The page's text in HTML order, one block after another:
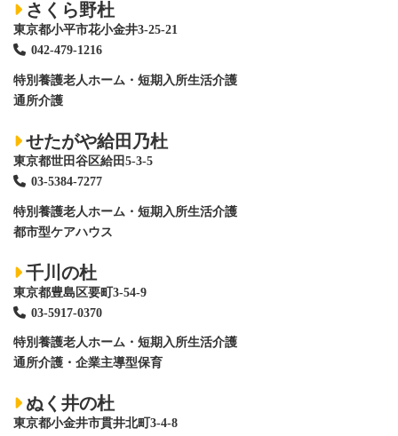
さくら野杜
東京都小平市花小金井3-25-21
042-479-1216
特別養護老人ホーム ・短期入所生活介護
通所介護
せたがや給田乃杜
東京都世田谷区給田5-3-5
03-5384-7277
特別養護老人ホーム ・短期入所生活介護
都市型ケアハウス
千川の杜
東京都豊島区要町3-54-9
03-5917-0370
特別養護老人ホーム ・短期入所生活介護
通所介護・企業主導型保育
ぬく井の杜
東京都小金井市貫井北町3-4-8